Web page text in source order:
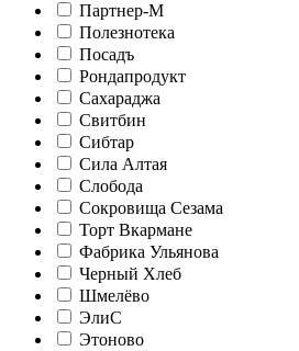
Партнер-М
Полезнотека
Посадъ
Рондапродукт
Сахараджа
Свитбин
Сибтар
Сила Алтая
Слобода
Сокровища Сезама
Торт Вкармане
Фабрика Ульянова
Черный Хлеб
Шмелёво
ЭлиС
Этоново